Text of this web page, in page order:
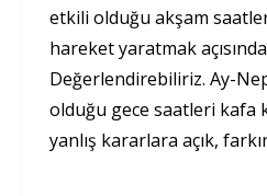
etkili olduğu akşam
hareket yaratmak
Değerlendirebiliriz. Ay-
olduğu gece saatleri kafa
yanlış kararlara açık,